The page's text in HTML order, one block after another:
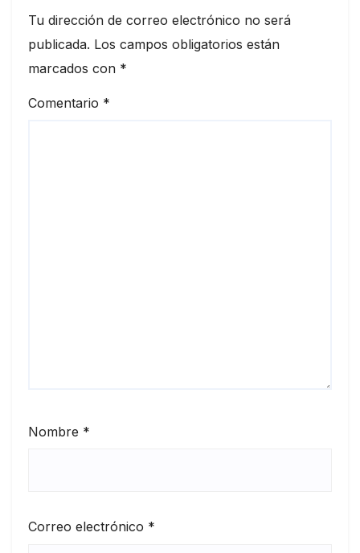
Tu dirección de correo electrónico no será
publicada. Los campos obligatorios están
marcados con *
Comentario *
Nombre *
Correo electrónico *